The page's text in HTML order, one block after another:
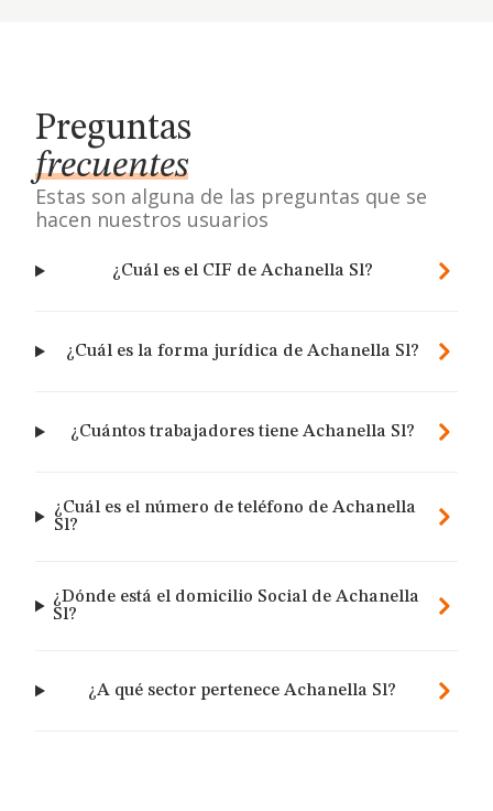
Preguntas
frecuentes
Estas son alguna de las preguntas que se
hacen nuestros usuarios
¿Cuál es el CIF de Achanella Sl?
¿Cuál es la forma jurídica de Achanella Sl?
¿Cuántos trabajadores tiene Achanella Sl?
¿Cuál es el número de teléfono de Achanella
Sl?
¿Dónde está el domicilio Social de Achanella
Sl?
¿A qué sector pertenece Achanella Sl?